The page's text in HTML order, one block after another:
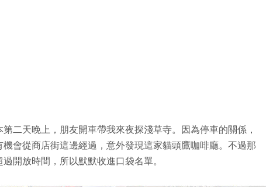
第二天晚上，朋友開車帶我來夜探淺草寺。因為停車的關係，
機會從商店街這邊經過，意外發現這家貓頭鷹咖啡廳。不過那
過開放時間，所以默默收進口袋名單。